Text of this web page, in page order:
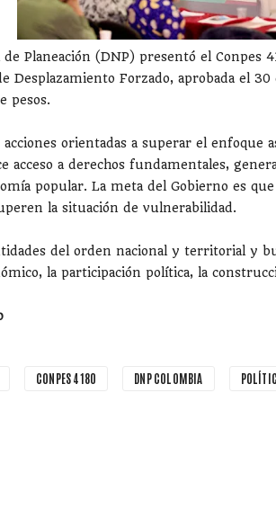
Planeación (DNP) presentó el Conpes
Desplazamiento Forzado, aprobada el
pesos.
orientadas a superar el enfoque
acceso a derechos fundamentales,
popular. La meta del Gobierno es
la situación de vulnerabilidad.
del orden nacional y territorial y
la participación política, la
CONPES 4180 DNP COLOMBIA